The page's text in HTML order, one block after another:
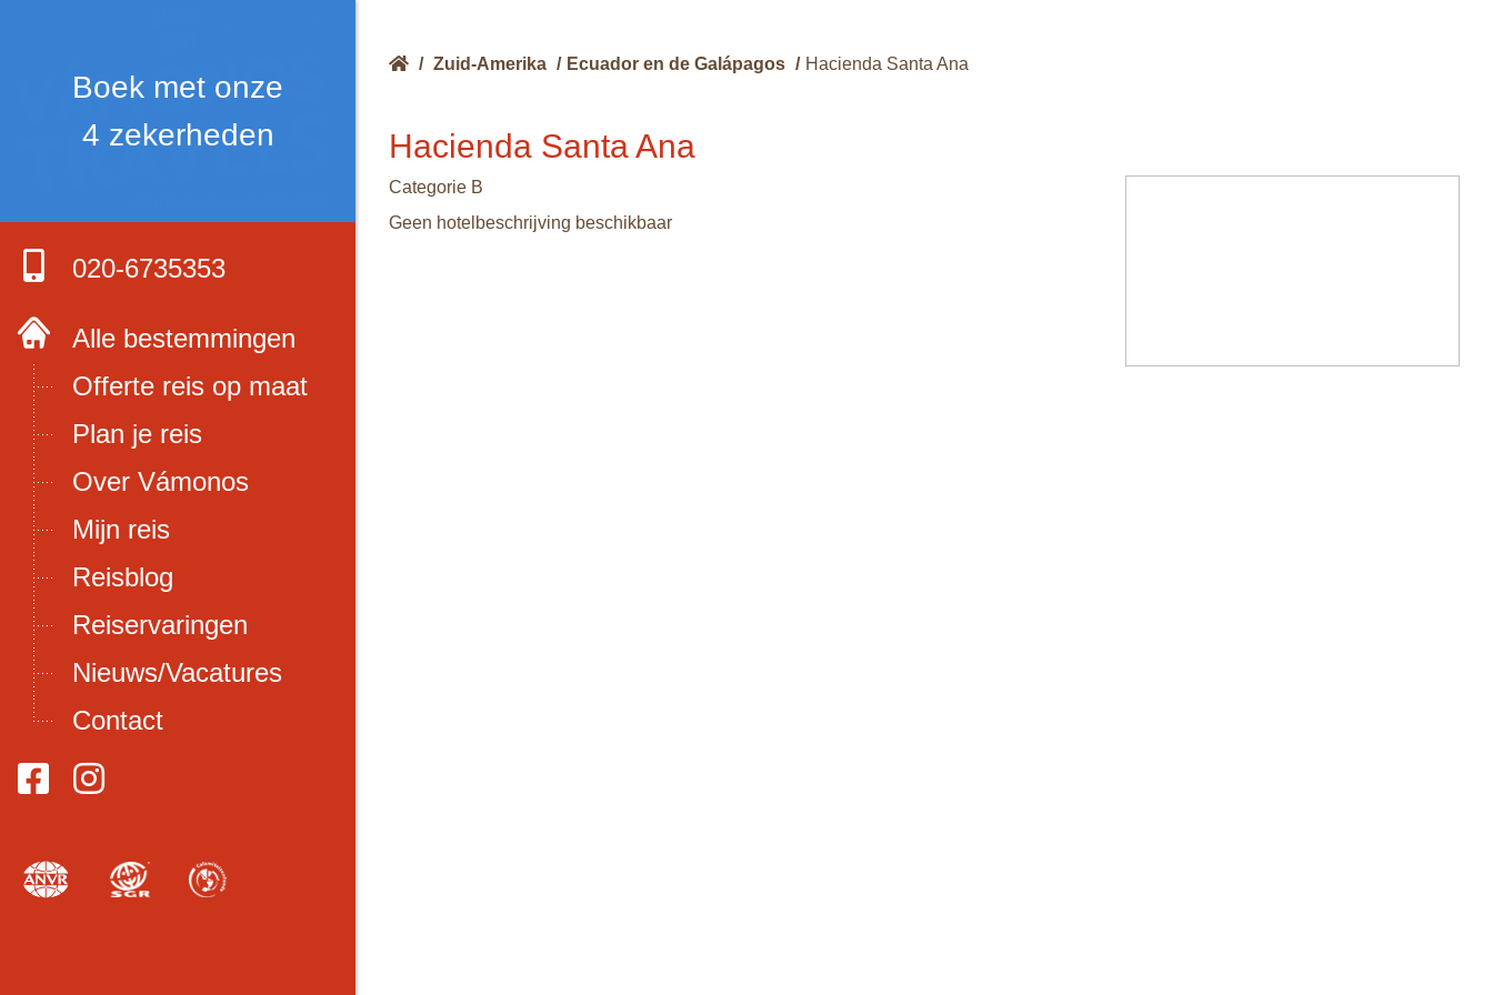
Boek met onze
4 zekerheden
020-6735353
Alle bestemmingen
Offerte reis op maat
Plan je reis
Over Vámonos
Mijn reis
Reisblog
Reiservaringen
Nieuws/Vacatures
Contact
/ Zuid-Amerika / Ecuador en de Galápagos / Hacienda Santa Ana
Hacienda Santa Ana
Categorie B
Geen hotelbeschrijving beschikbaar